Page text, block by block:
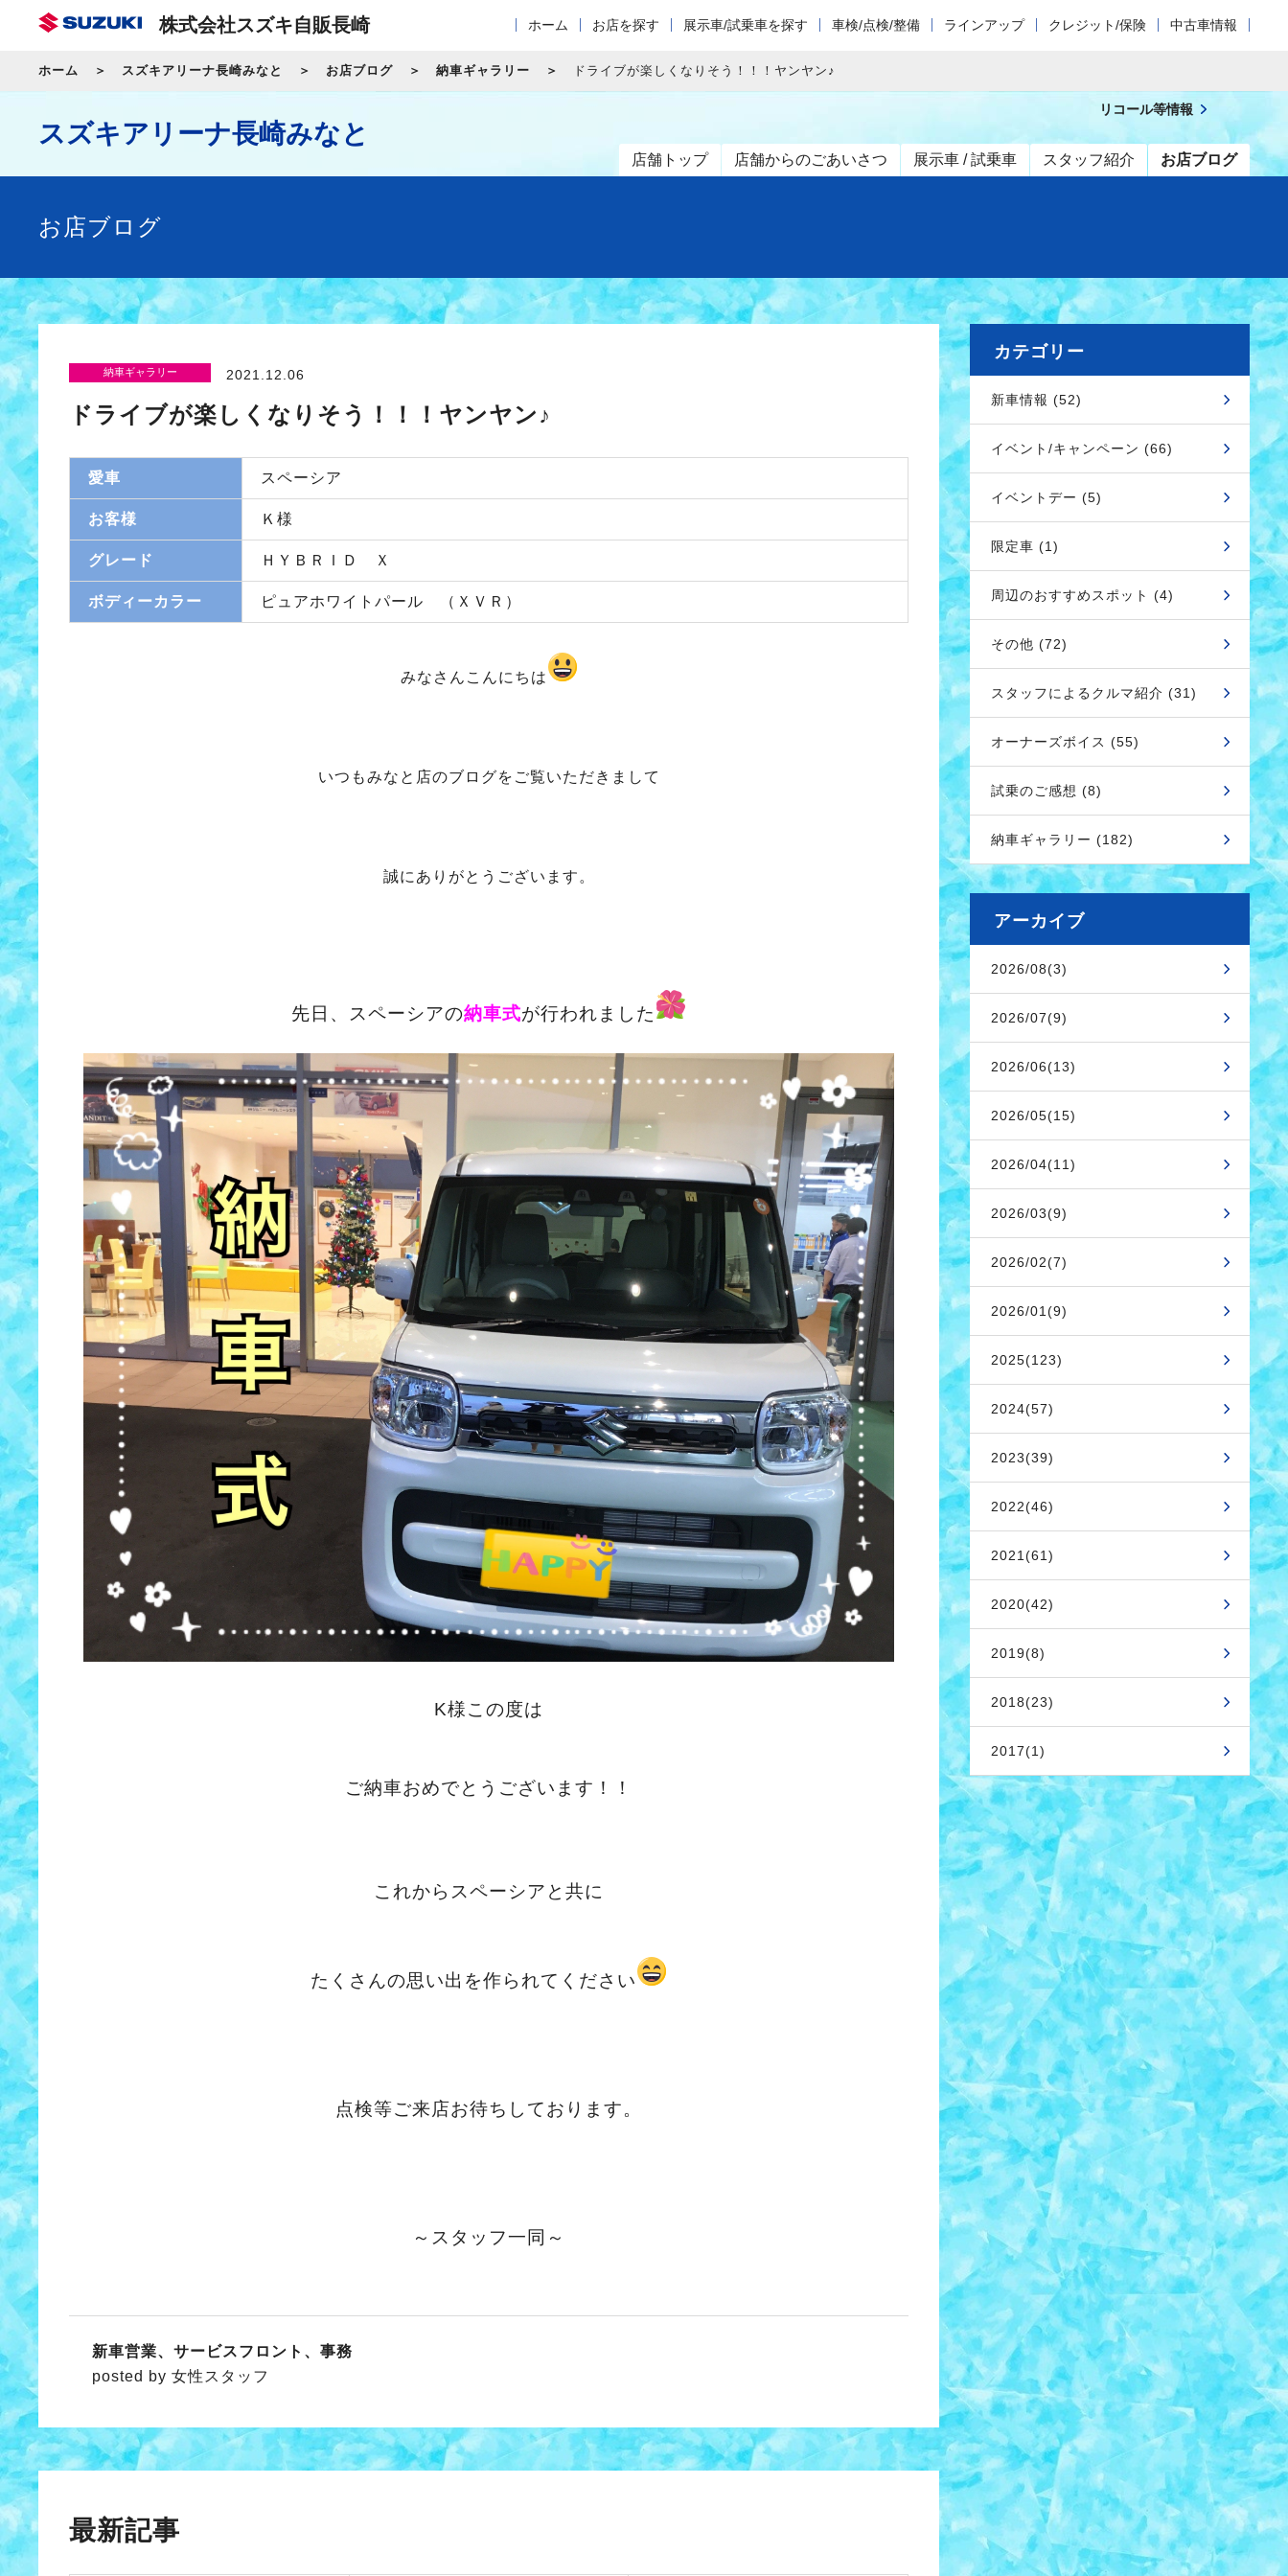
株式会社スズキ自販長崎 ホーム お店を探す 展示車/試乗車を探す 車検/点検/整備 ラインアップ クレジット/保険 中古車情報
ホーム スズキアリーナ長崎みなと お店ブログ 納車ギャラリー ドライブが楽しくなりそう！！！ヤンヤン♪
スズキアリーナ長崎みなと
店舗トップ 店舗からのごあいさつ 展示車 / 試乗車 スタッフ紹介 お店ブログ
リコール等情報
お店ブログ
納車ギャラリー 2021.12.06
ドライブが楽しくなりそう！！！ヤンヤン♪
愛車 スペーシア
お客様 Ｋ様
グレード ＨＹＢＲＩＤ Ｘ
ボディーカラー ピュアホワイトパール （ＸＶＲ）
みなさんこんにちは
いつもみなと店のブログをご覧いただきまして
誠にありがとうございます。
先日、スペーシアの納車式が行われました
K様この度は
ご納車おめでとうございます！！
これからスペーシアと共に
たくさんの思い出を作られてください
点検等ご来店お待ちしております。
～スタッフ一同～
新車営業、サービスフロント、事務
posted by 女性スタッフ
最新記事
カテゴリー
新車情報 (52)
イベント/キャンペーン (66)
イベントデー (5)
限定車 (1)
周辺のおすすめスポット (4)
その他 (72)
スタッフによるクルマ紹介 (31)
オーナーズボイス (55)
試乗のご感想 (8)
納車ギャラリー (182)
アーカイブ
2026/08(3)
2026/07(9)
2026/06(13)
2026/05(15)
2026/04(11)
2026/03(9)
2026/02(7)
2026/01(9)
2025(123)
2024(57)
2023(39)
2022(46)
2021(61)
2020(42)
2019(8)
2018(23)
2017(1)